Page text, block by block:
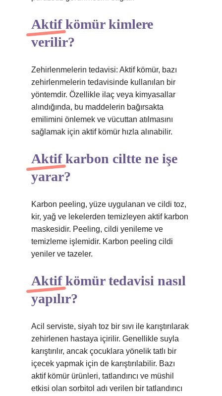
Aktif kömür kimlere
verilir?
Zehirlenmelerin tedavisi: Aktif kömür, bazı
zehirlenmelerin tedavisinde kullanılan bir
yöntemdir. Özellikle ilaç veya kimyasallar
alındığında, bu maddelerin bağırsakta
emilimini önlemek ve vücuttan atılmasını
sağlamak için aktif kömür hızla alınabilir.
Aktif karbon ciltte ne işe
yarar?
Karbon peeling, yüze uygulanan ve cildi toz,
kir, yağ ve lekelerden temizleyen aktif karbon
maskesidir. Peeling, cildi yenileme ve
temizleme işlemidir. Karbon peeling cildi
yeniler ve tazeler.
Aktif kömür tedavisi nasıl
yapılır?
Acil serviste, siyah toz bir sıvı ile karıştırılarak
zehirlenen hastaya içirilir. Genellikle suyla
karıştırılır, ancak çocuklara yönelik tatlı bir
içecek yapmak için de karıştırılabilir. Bazı
aktif kömür ürünleri, tatlandırıcı ve müshil
etkisi olan sorbitol adı verilen bir tatlandırıcı